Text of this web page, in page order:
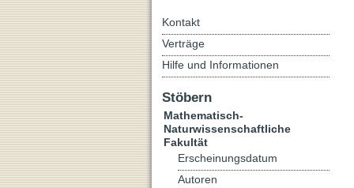
Kontakt
Verträge
Hilfe und Informationen
Stöbern
Mathematisch-
Naturwissenschaftliche
Fakultät
Erscheinungsdatum
Autoren